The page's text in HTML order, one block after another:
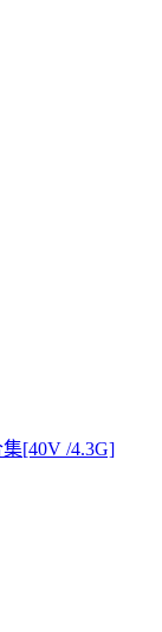
[40V /4.3G]